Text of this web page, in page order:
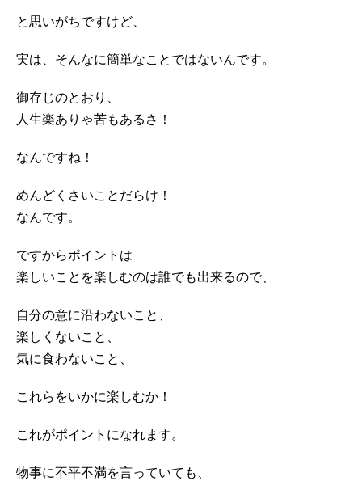
と思いがちですけど、
実は、そんなに簡単なことではないんです。
御存じのとおり、
人生楽ありゃ苦もあるさ！
なんですね！
めんどくさいことだらけ！
なんです。
ですからポイントは
楽しいことを楽しむのは誰でも出来るので、
自分の意に沿わないこと、
楽しくないこと、
気に食わないこと、
これらをいかに楽しむか！
これがポイントになれます。
物事に不平不満を言っていても、